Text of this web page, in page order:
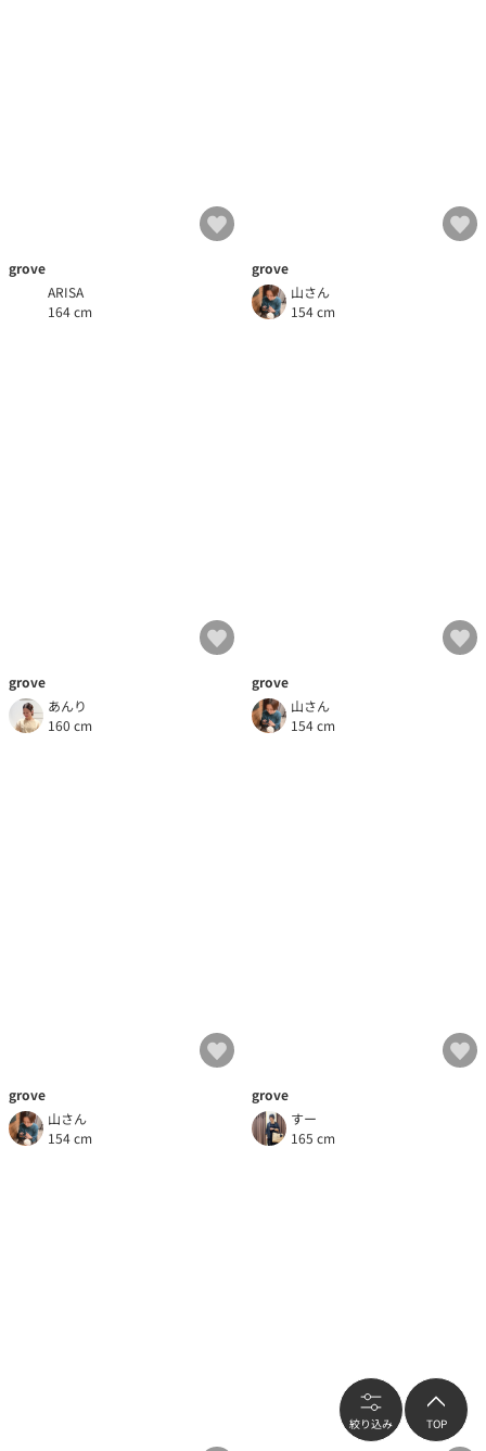
grove
ARISA
164 cm
grove
山さん
154 cm
grove
あんり
160 cm
grove
山さん
154 cm
grove
山さん
154 cm
grove
すー
165 cm
絞り込み TOP